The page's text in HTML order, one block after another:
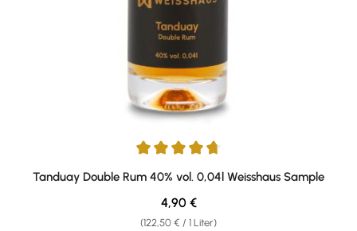
Durchschnittliche Bewertung von 4.67 von 5 Sternen
Tanduay Double Rum 40% vol. 0,04l Weisshaus Sample
(122,50 € / 1 Liter)
Regulärer Preis:
4,90 €